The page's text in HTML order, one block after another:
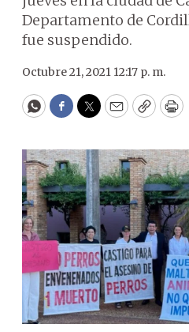
Departamento de
fue suspendido.
Octubre 21, 2021 12:17 p. m.
WhatsApp
Facebook
Twitter
EmailCopy